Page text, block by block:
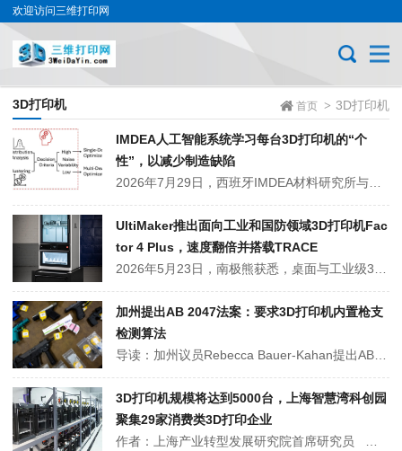
欢迎访问三维打印网
首页 > 3D打印机
3D打印机
IMDEA人工智能系统学习每台3D打印机的“个
性”，以减少制造缺陷
UltiMaker推出面向工业和国防领域3D打印机Fac
tor 4 Plus，速度翻倍并搭载TRACE
加州提出AB 2047法案：要求3D打印机内置枪支
检测算法
3D打印机规模将达到5000台，上海智慧湾科创园
聚集29家消费类3D打印企业